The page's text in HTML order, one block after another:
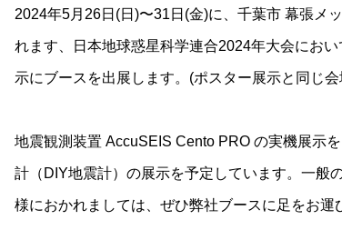
2024年5月26日(日)〜31日(金)に、千葉市 幕張メ
れます、日本地球惑星科学連合2024年大会にお
示にブースを出展します。(ポスター展示と同じ
地震観測装置 AccuSEIS Cento PRO の実機展示
計（DIY地震計）の展示を予定しています。一般
様におかれましては、ぜひ弊社ブースに足をお運